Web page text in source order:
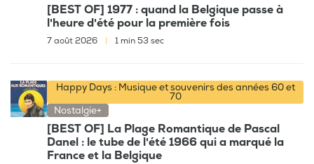
[BEST OF] 1977 : quand la Belgique passe à
l'heure d'été pour la première fois
7 août 2026 1 min 53 sec
Happy Days : Musique et souvenirs des années 60 et
70
Nostalgie+
[BEST OF] La Plage Romantique de Pascal
Danel : le tube de l'été 1966 qui a marqué la
France et la Belgique